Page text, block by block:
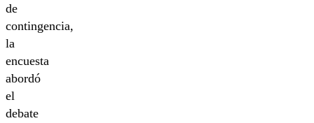
de
contingencia,
la
encuesta
abordó
el
debate